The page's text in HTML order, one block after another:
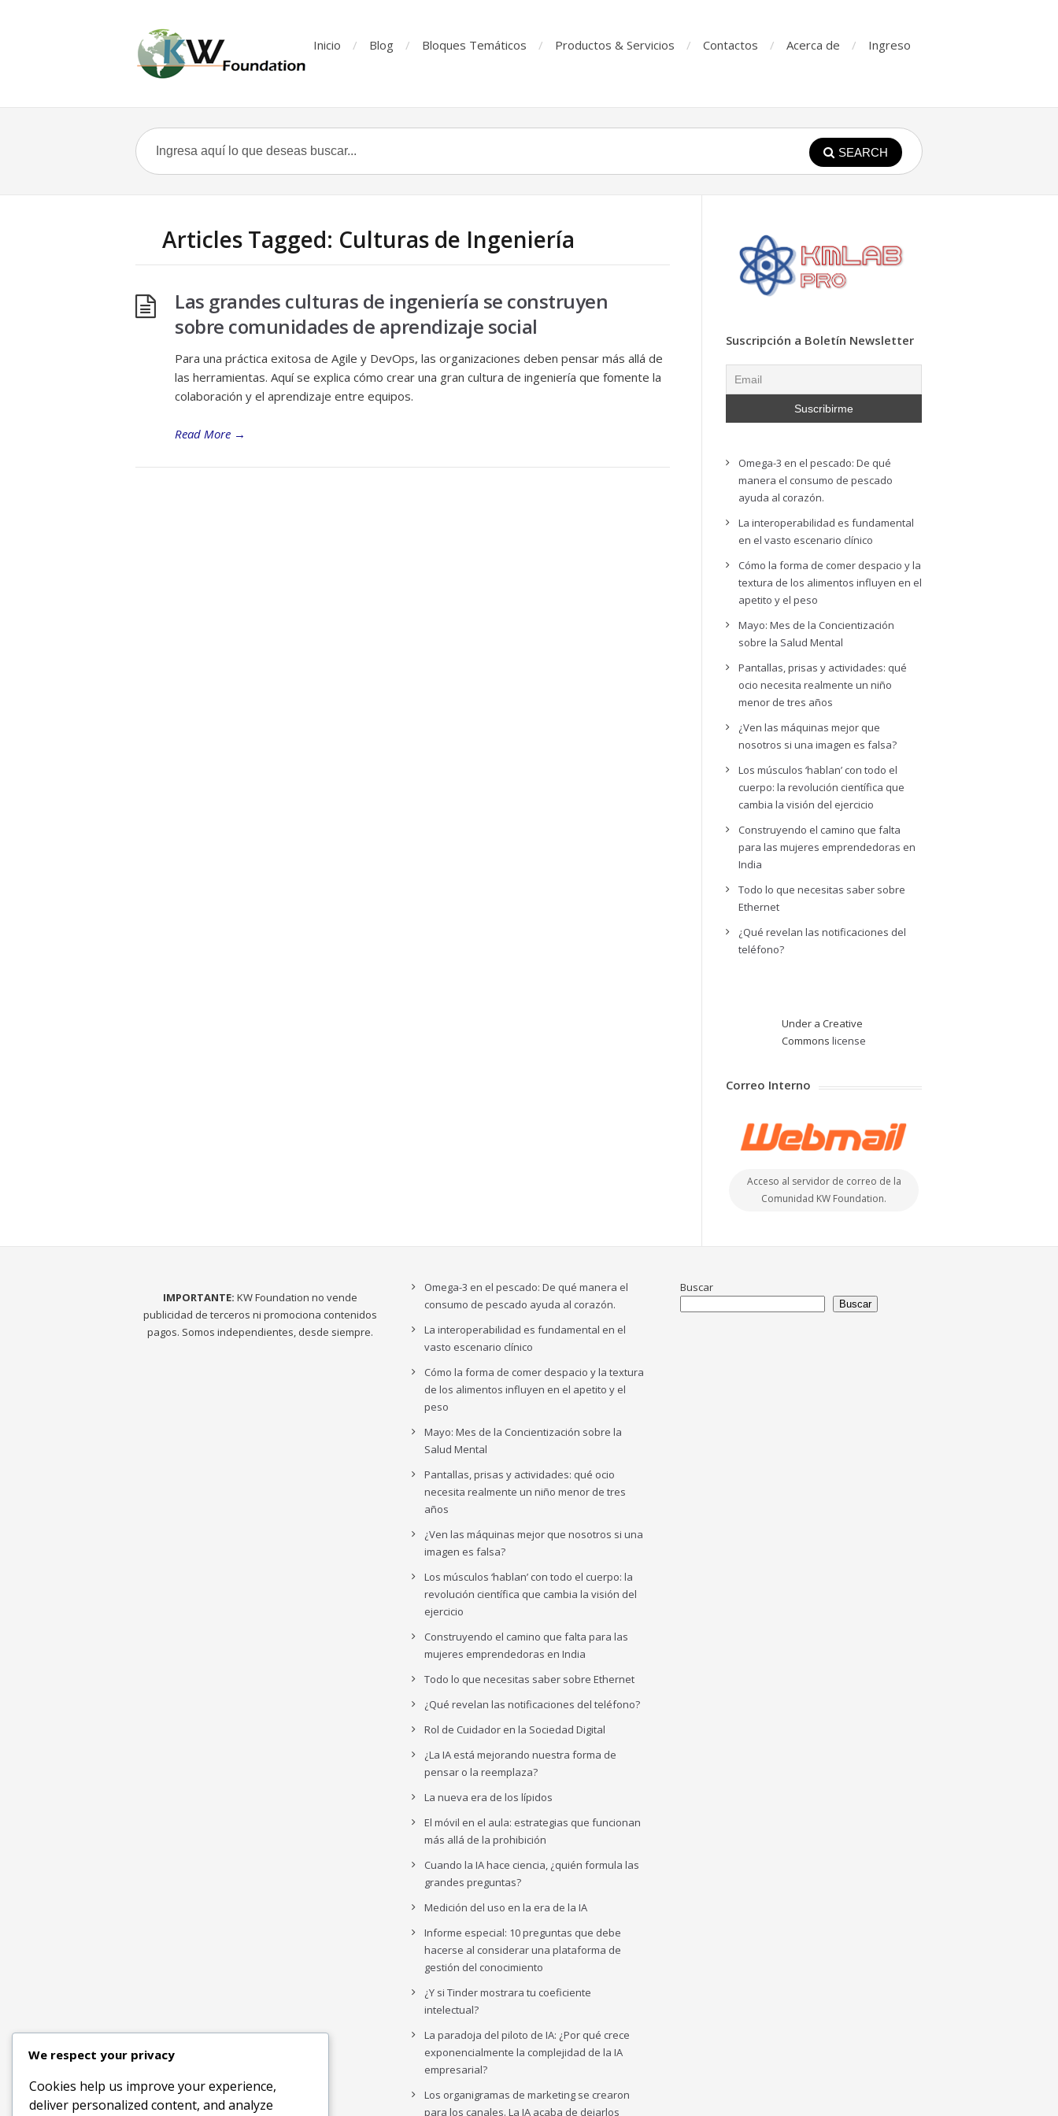
Inicio Blog Bloques Temáticos Productos & Servicios Contactos Acerca de Ingreso
SEARCH
Articles Tagged: Culturas de Ingeniería
Las grandes culturas de ingeniería se construyen
sobre comunidades de aprendizaje social
Para una práctica exitosa de Agile y DevOps, las organizaciones deben pensar más allá de
las herramientas. Aquí se explica cómo crear una gran cultura de ingeniería que fomente la
colaboración y el aprendizaje entre equipos.
Read More →
Suscripción a Boletín Newsletter
Omega-3 en el pescado: De qué
manera el consumo de pescado
ayuda al corazón.
La interoperabilidad es fundamental
en el vasto escenario clínico
Cómo la forma de comer despacio y la
textura de los alimentos influyen en el
apetito y el peso
Mayo: Mes de la Concientización
sobre la Salud Mental
Pantallas, prisas y actividades: qué
ocio necesita realmente un niño
menor de tres años
¿Ven las máquinas mejor que
nosotros si una imagen es falsa?
Los músculos ‘hablan’ con todo el
cuerpo: la revolución científica que
cambia la visión del ejercicio
Construyendo el camino que falta
para las mujeres emprendedoras en
India
Todo lo que necesitas saber sobre
Ethernet
¿Qué revelan las notificaciones del
teléfono?
Under a Creative
Commons license
Correo Interno
Acceso al servidor de correo de la
Comunidad KW Foundation.
IMPORTANTE: KW Foundation no vende
publicidad de terceros ni promociona contenidos
pagos. Somos independientes, desde siempre.
Omega-3 en el pescado: De qué manera el
consumo de pescado ayuda al corazón.
La interoperabilidad es fundamental en el
vasto escenario clínico
Cómo la forma de comer despacio y la textura
de los alimentos influyen en el apetito y el
peso
Mayo: Mes de la Concientización sobre la
Salud Mental
Pantallas, prisas y actividades: qué ocio
necesita realmente un niño menor de tres
años
¿Ven las máquinas mejor que nosotros si una
imagen es falsa?
Los músculos ‘hablan’ con todo el cuerpo: la
revolución científica que cambia la visión del
ejercicio
Construyendo el camino que falta para las
mujeres emprendedoras en India
Todo lo que necesitas saber sobre Ethernet
¿Qué revelan las notificaciones del teléfono?
Rol de Cuidador en la Sociedad Digital
¿La IA está mejorando nuestra forma de
pensar o la reemplaza?
La nueva era de los lípidos
El móvil en el aula: estrategias que funcionan
más allá de la prohibición
Cuando la IA hace ciencia, ¿quién formula las
grandes preguntas?
Medición del uso en la era de la IA
Informe especial: 10 preguntas que debe
hacerse al considerar una plataforma de
gestión del conocimiento
¿Y si Tinder mostrara tu coeficiente
intelectual?
La paradoja del piloto de IA: ¿Por qué crece
exponencialmente la complejidad de la IA
empresarial?
Los organigramas de marketing se crearon
para los canales. La IA acaba de dejarlos
Buscar
Buscar
We respect your privacy
Cookies help us improve your experience,
deliver personalized content, and analyze